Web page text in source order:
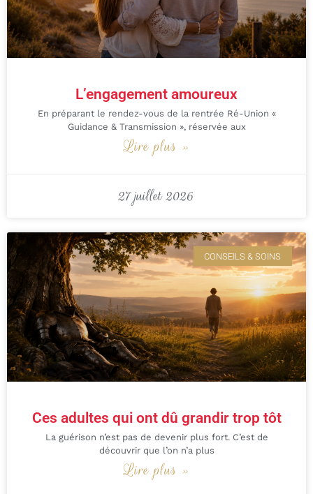
L’engagement amoureux
En préparant le rendez-vous de la rentrée Ré-Union «
Guidance & Transmission », réservée aux
Lire plus »
27 juillet 2026
CONSEILS & SOINS
Ces adultes qui ont dû grandir trop tôt
La guérison n’est pas de devenir plus fort. C’est de
découvrir que l’on n’a plus
Lire plus »